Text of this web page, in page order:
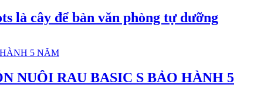
là cây để bàn văn phòng tự dưỡng
NUÔI RAU BASIC S BẢO HÀNH 5